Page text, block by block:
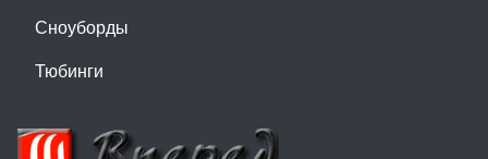
Сноуборды
Тюбинги